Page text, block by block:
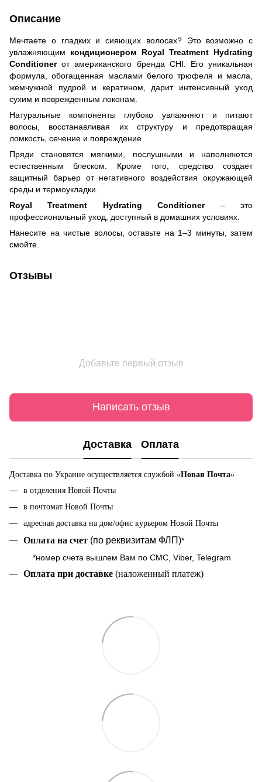
Описание
Мечтаете о гладких и сияющих волосах? Это возможно с
увлажняющим кондиционером Royal Treatment Hydrating
Conditionerот американского бренда CHI. Его уникальная
формула, обогащенная маслами белого трюфеля и масла,
жемчужной пудрой и кератином, дарит интенсивный уход
сухим и поврежденным локонам.
Натуральные компоненты глубоко увлажняют и питают
волосы, восстанавливая их структуру и предотвращая
ломкость, сечение и повреждение.
Пряди становятся мягкими, послушными и наполняются
естественным блеском. Кроме того, средство создает
защитный барьер от негативного воздействия окружающей
среды и термоукладки.
Royal Treatment Hydrating Conditioner – это
профессиональный уход, доступный в домашних условиях.
Нанесите на чистые волосы, оставьте на 1–3 минуты, затем
смойте.
Отзывы
Добавьте первый отзыв
Написать отзыв
Доставка Оплата
Доставка по Украине осуществляется службой «Новая Почта»
в отделения Новой Почты
в почтомат Новой Почты
адресная доставка на дом/офис курьером Новой Почты
Оплата на cчет (по реквизитам ФЛП)*
*номер счета вышлем Вам по СМС, Viber, Telegram
Оплата при доставке (наложенный платеж)